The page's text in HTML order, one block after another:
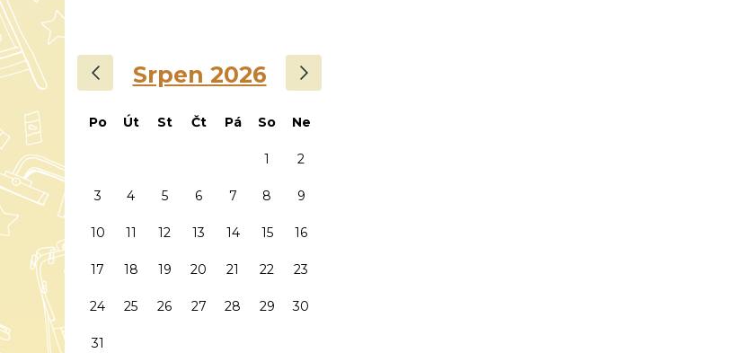
Srpen 2026 ›
Po Út St Čt Pá So Ne
1 2
3 4 5 6 7 8 9
10 11 12 13 14 15 16
17 18 19 20 21 22 23
24 25 26 27 28 29 30
31